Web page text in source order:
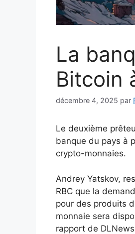
La
Bitcoin
décembre 4, 2025 par
Le deuxième
banque du pays à
crypto-monnaies.
Andrey Yatskov,
RBC que la
pour des produits
monnaie sera
rapport de